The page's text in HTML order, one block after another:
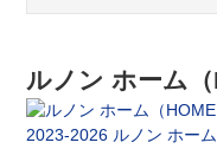
ルノン ホーム
2023-2026 ルノン ホーム